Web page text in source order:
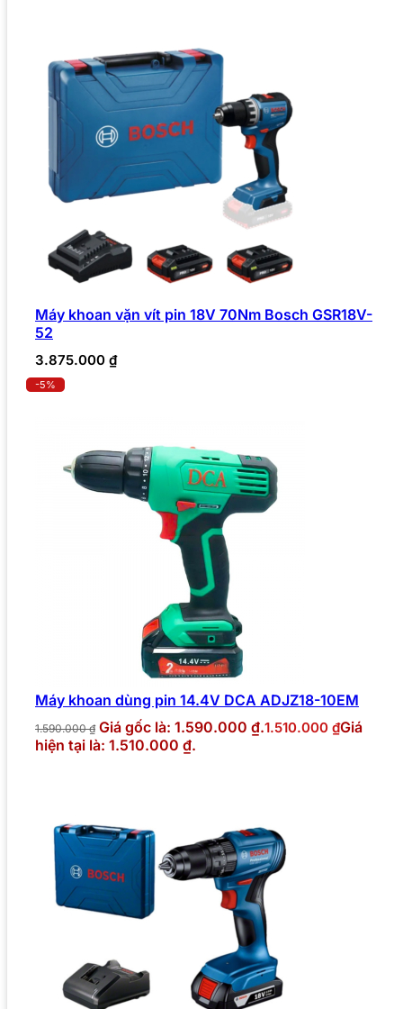
Máy khoan vặn vít pin 18V 70Nm Bosch GSR18V-
52
3.875.000 ₫
-5%
Máy khoan dùng pin 14.4V DCA ADJZ18-10EM
1.590.000₫ Giá gốc là: 1.590.000 ₫.1.510.000 ₫Giá
hiện tại là: 1.510.000 ₫.